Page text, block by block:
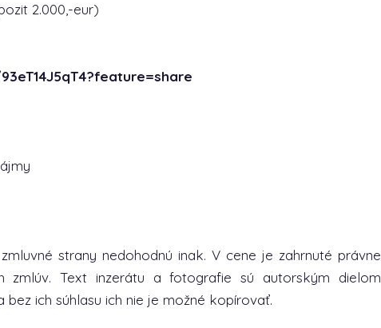
2.000,-eur)
strany nedohodnú inak. V cene je zahrnuté právne
zmlúv. Text inzerátu a fotografie sú autorským dielom
bez ich súhlasu ich nie je možné kopírovať.